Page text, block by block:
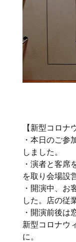
【新型コロナ
・本日のご参
しました。
・演者と客席
を取り会場設
・開演中、お
した。店の従
・開演前後は
新型コロナウ
に。